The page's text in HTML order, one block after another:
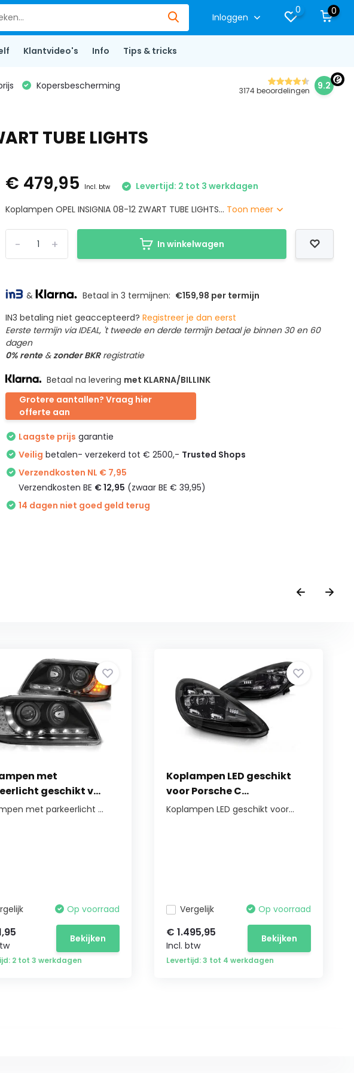
Inloggen
0 0
Klantvideo's Info Tips & tricks
Kopersbescherming 3174 beoordelingen 9.2
TUBE LIGHTS
€ 479,95 Incl. btw
Levertijd: 2 tot 3 werkdagen
Koplampen OPEL INSIGNIA 08-12 ZWART TUBE LIGHTS... Toon meer
+
- In winkelwagen
& Betaal in 3 termijnen: €159,98 per termijn
IN3 betaling niet geaccepteerd?Registreer je dan eerst
Eerste termijn via IDEAL, 't tweede en derde termijn betaal je binnen 30 en 60
dagen
0% rente&zonder BKRregistratie
Betaal na levering met KLARNA/BILLINK
Grotere aantallen? Vraag hier
offerte aan
Laagste prijs garantie
Veilig betalen- verzekerd tot € 2500,- Trusted Shops
Verzendkosten NL € 7,95
Verzendkosten BE € 12,95 (zwaar BE € 39,95)
14 dagen niet goed geld terug
met
geschikt v...
met parkeerlicht ...
Op voorraad
Bekijken
2 tot 3 werkdagen
Koplampen LED geschikt
voor Porsche C...
Koplampen LED geschikt voor...
Vergelijk Op voorraad
€ 1.495,95
Incl. btw
Bekijken
Levertijd: 3 tot 4 werkdagen